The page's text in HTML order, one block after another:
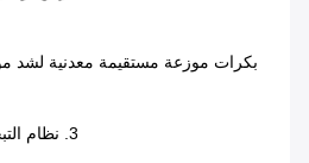
بكرات موزعة مستقيمة معدنية لشد
3. نظام التبخر بالوضع المدمج من أجل: